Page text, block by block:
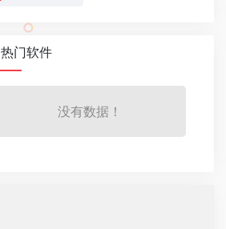
热门软件
没有数据！